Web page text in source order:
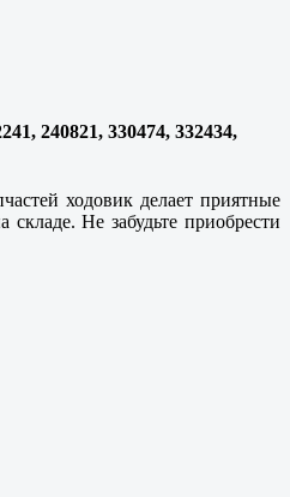
240821, 330474, 332434,
ходовик делает приятные
Не забудьте приобрести